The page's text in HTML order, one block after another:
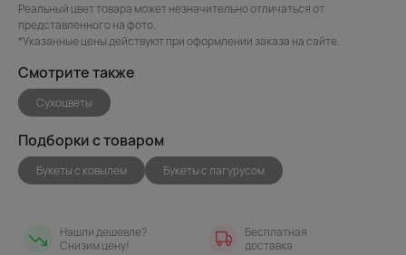
Реальный цвет товара может незначительно отличаться от
представленного на фото.
*Указанные цены действуют при оформлении заказа на сайте.
Смотрите также
Сухоцветы
Подборки с товаром
Букеты с ковылем Букеты с лагурусом
Нашли дешевле?
Снизим цену!
Бесплатная
доставка